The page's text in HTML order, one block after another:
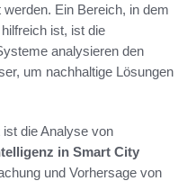
Ein Bereich, in dem
ist, ist die
analysieren den
um nachhaltige Lösungen
die Analyse von
in Smart City
und Vorhersage von